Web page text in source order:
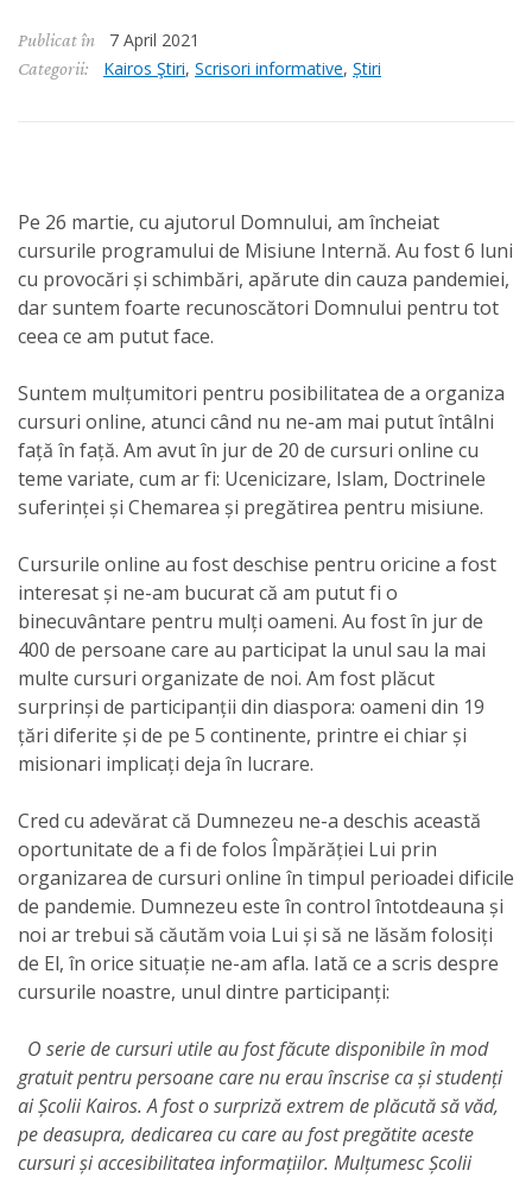
Publicat în 7 April 2021
Categorii: Kairos Ştiri, Scrisori informative, Știri
Pe 26 martie, cu ajutorul Domnului, am încheiat
cursurile programului de Misiune Internă. Au fost 6 luni
cu provocări și schimbări, apărute din cauza pandemiei,
dar suntem foarte recunoscători Domnului pentru tot
ceea ce am putut face.
Suntem mulțumitori pentru posibilitatea de a organiza
cursuri online, atunci când nu ne-am mai putut întâlni
față în față. Am avut în jur de 20 de cursuri online cu
teme variate, cum ar fi: Ucenicizare, Islam, Doctrinele
suferinței și Chemarea și pregătirea pentru misiune.
Cursurile online au fost deschise pentru oricine a fost
interesat și ne-am bucurat că am putut fi o
binecuvântare pentru mulți oameni. Au fost în jur de
400 de persoane care au participat la unul sau la mai
multe cursuri organizate de noi. Am fost plăcut
surprinși de participanții din diaspora: oameni din 19
țări diferite și de pe 5 continente, printre ei chiar și
misionari implicați deja în lucrare.
Cred cu adevărat că Dumnezeu ne-a deschis această
oportunitate de a fi de folos Împărăției Lui prin
organizarea de cursuri online în timpul perioadei dificile
de pandemie. Dumnezeu este în control întotdeauna și
noi ar trebui să căutăm voia Lui și să ne lăsăm folosiți
de El, în orice situație ne-am afla. Iată ce a scris despre
cursurile noastre, unul dintre participanți:
O serie de cursuri utile au fost făcute disponibile în mod
gratuit pentru persoane care nu erau înscrise ca și studenți
ai Școlii Kairos. A fost o surpriză extrem de plăcută să văd,
pe deasupra, dedicarea cu care au fost pregătite aceste
cursuri și accesibilitatea informațiilor. Mulțumesc Școlii